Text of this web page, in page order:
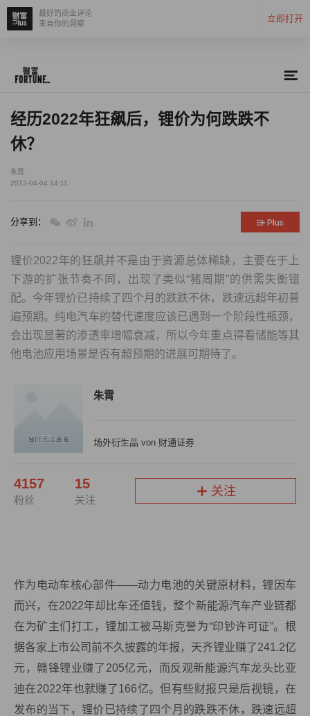
立即打开
最好的商业评论
来自你的洞察
经历2022年狂飙后，锂价为何跌跌不
休？
朱霄
2023-04-04 14:11
分享到：
锂价2022年的狂飙并不是由于资源总体稀缺，主要在于上
下游的扩张节奏不同，出现了类似“猪周期”的供需失衡错
配。今年锂价已持续了四个月的跌跌不休，跌速远超年初普
遍预期。纯电汽车的替代速度应该已遇到一个阶段性瓶颈，
会出现显著的渗透率增幅衰减，所以今年重点得看储能等其
他电池应用场景是否有超预期的进展可期待了。
朱霄
场外衍生品 von 财通证券
4157
粉丝
15
关注
关注
作为电动车核心部件——动力电池的关键原材料，锂因车
而兴，在2022年却比车还值钱，整个新能源汽车产业链都
在为矿主们打工，锂加工被马斯克誉为“印钞许可证”。根
据各家上市公司前不久披露的年报，天齐锂业赚了241.2亿
元，赣锋锂业赚了205亿元，而反观新能源汽车龙头比亚
迪在2022年也就赚了166亿。但有些财报只是后视镜，在
发布的当下，锂价已持续了四个月的跌跌不休，跌速远超